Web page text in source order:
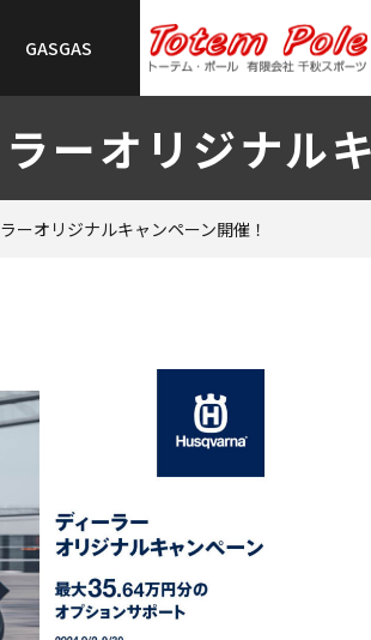
GASGAS
TOP
会社概要
GASGAS
中古車について
ラーオリジナル
ーオリジナルキャンペーン開催！